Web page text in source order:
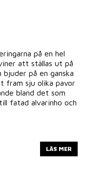
på en hel
att ställas ut på
bjuder på en ganska
fram sju olika pavor
bland det som
fatad alvarinho och
LÄS MER